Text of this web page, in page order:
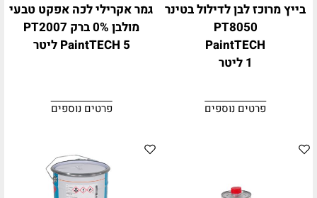
בייץ מרוכז לבן לדילול בטינר
PT8050
PaintTECH
1 ליטר
פרטים נוספים
גמר אקרילי לכה אפקט טבעי
מולבן 0% ברק PT2007
PaintTECH 5 ליטר
פרטים נוספים